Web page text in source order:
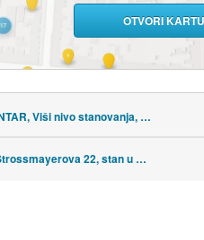
OTVORI KARTU
2700 EUR/m2, UŽI CENTAR, Viši nivo stanovanja, Strossmayerova 22,
Viši nivo stanovanja, Strossmayerova 22, stan u prizemlju s vrtom